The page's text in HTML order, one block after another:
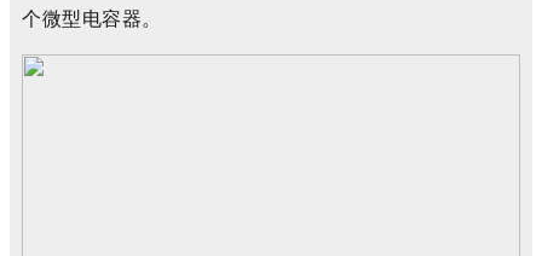
个微型电容器。